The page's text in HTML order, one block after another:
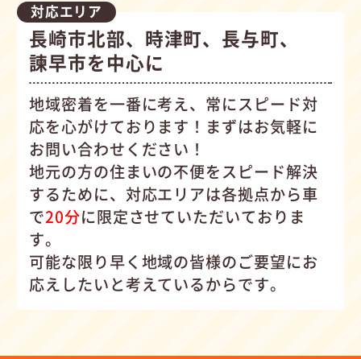
対応エリア
長崎市北部、時津町、長与町、
諫早市を中心に
地域密着を一番に考え、常にスピード対
応を心がけております！まずはお気軽に
お問い合わせください！
地元の方の住まいの不便をスピード解決
するために、対応エリアは各拠点から車
で20分に限定させていただいておりま
す。
可能な限り早く地域の皆様のご要望にお
応えしたいと考えているからです。